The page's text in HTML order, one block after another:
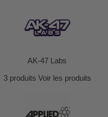
AK-47 Labs
3 produits Voir les produits